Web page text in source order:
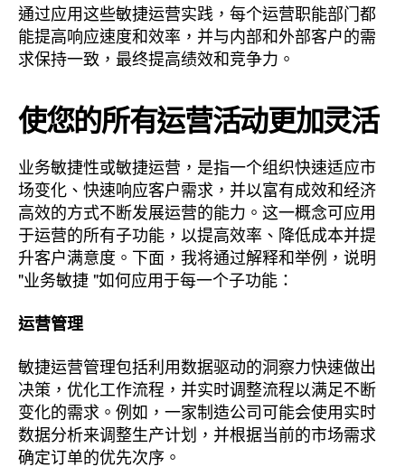
通过应用这些敏捷运营实践，每个运营职能部门都
能提高响应速度和效率，并与内部和外部客户的需
求保持一致，最终提高绩效和竞争力。
使您的所有运营活动更加灵活
业务敏捷性或敏捷运营，是指一个组织快速适应市
场变化、快速响应客户需求，并以富有成效和经济
高效的方式不断发展运营的能力。这一概念可应用
于运营的所有子功能，以提高效率、降低成本并提
升客户满意度。下面，我将通过解释和举例，说明
"业务敏捷 "如何应用于每一个子功能：
运营管理
敏捷运营管理包括利用数据驱动的洞察力快速做出
决策，优化工作流程，并实时调整流程以满足不断
变化的需求。例如，一家制造公司可能会使用实时
数据分析来调整生产计划，并根据当前的市场需求
确定订单的优先次序。